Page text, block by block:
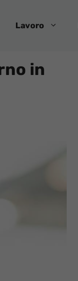
Lavoro
in